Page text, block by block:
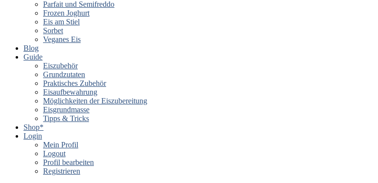
Parfait und Semifreddo
Frozen Joghurt
Eis am Stiel
Sorbet
Veganes Eis
Blog
Guide
Eiszubehör
Grundzutaten
Praktisches Zubehör
Eisaufbewahrung
Möglichkeiten der Eiszubereitung
Eisgrundmasse
Tipps & Tricks
Shop*
Login
Mein Profil
Logout
Profil bearbeiten
Registrieren